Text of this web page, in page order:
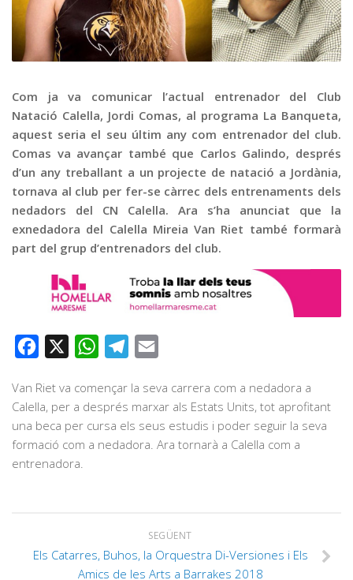
Publicitat
Contacte
Com ja va comunicar l’actual entrenador del Club
Natació Calella, Jordi Comas, al programa La Banqueta,
aquest seria el seu últim any com entrenador del club.
Comas va avançar també que Carlos Galindo, després
d’un any treballant a un projecte de natació a Jordània,
tornava al club per fer-se càrrec dels entrenaments dels
nedadors del CN Calella. Ara s’ha anunciat que la
exnedadora del Calella Mireia Van Riet també formarà
part del grup d’entrenadors del club.
Facebook WhatsAppTelegram
Van Riet va començar la seva carrera com a nedadora a
Calella, per a després marxar als Estats Units, tot aprofitant
una beca per cursa els seus estudis i poder seguir la seva
formació com a nedadora. Ara tornarà a Calella com a
entrenadora.
SEGÜENT
Els Catarres, Buhos, la Orquestra Di-Versiones i Els
Amics de les Arts a Barrakes 2018